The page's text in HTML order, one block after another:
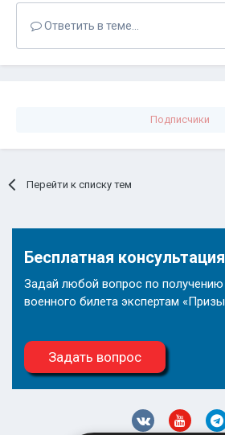
Ответить в теме...
Подписчики
Перейти к списку тем
Бесплатная консультация
Задай любой вопрос по получению
военного билета экспертам
Задать вопрос